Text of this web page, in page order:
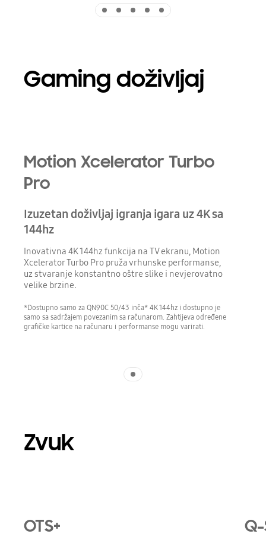
Gaming doživljaj
Motion Xcelerator Turbo
Pro
Izuzetan doživljaj igranja igara uz 4K sa
144hz
Inovativna 4K 144hz funkcija na TV ekranu, Motion
Xcelerator Turbo Pro pruža vrhunske performanse,
uz stvaranje konstantno oštre slike i nevjerovatno
velike brzine.
*Dostupno samo za QN90C 50/43 inča* 4K 144hz i dostupno je
samo sa sadržajem povezanim sa računarom. Zahtijeva određene
grafičke kartice na računaru i performanse mogu varirati.
Zvuk
OTS+